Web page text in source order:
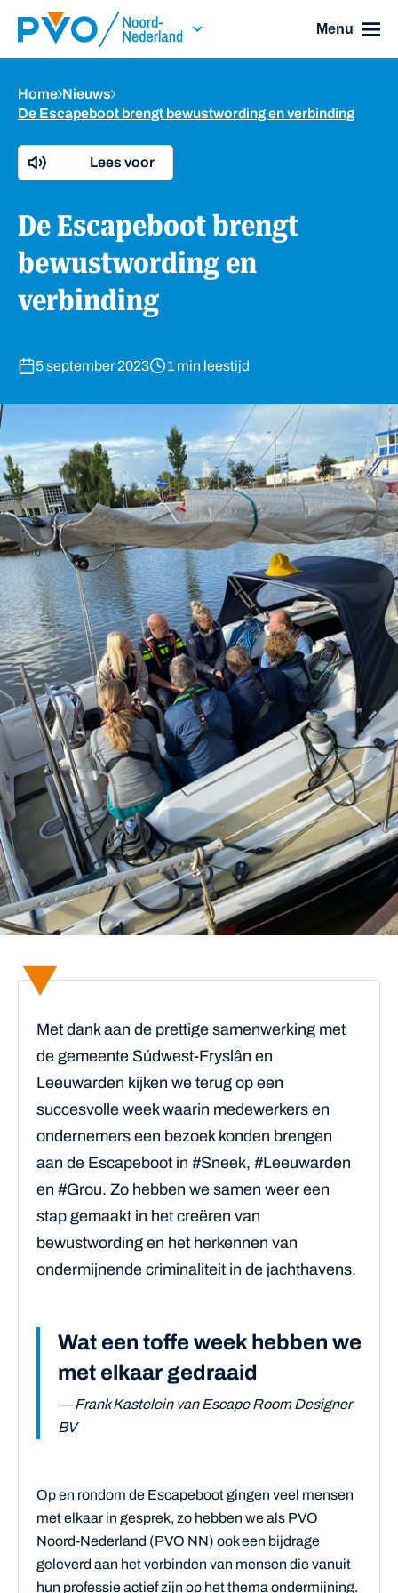
Skip Navigation or Skip to Content
Menu
Home
Nieuws
De Escapeboot brengt bewustwording en verbinding
Lees voor
De Escapeboot brengt
bewustwording en
verbinding
5 september 2023 1 min leestijd
Met dank aan de prettige samenwerking met
de gemeente Súdwest-Fryslân en
Leeuwarden kijken we terug op een
succesvolle week waarin medewerkers en
ondernemers een bezoek konden brengen
aan de Escapeboot in #Sneek, #Leeuwarden
en #Grou. Zo hebben we samen weer een
stap gemaakt in het creëren van
bewustwording en het herkennen van
ondermijnende criminaliteit in de jachthavens.
Wat een toffe week hebben we
met elkaar gedraaid
— Frank Kastelein van Escape Room Designer
BV
Op en rondom de Escapeboot gingen veel mensen
met elkaar in gesprek, zo hebben we als PVO
Noord-Nederland (PVO NN) ook een bijdrage
geleverd aan het verbinden van mensen die vanuit
hun professie actief zijn op het thema ondermijning.